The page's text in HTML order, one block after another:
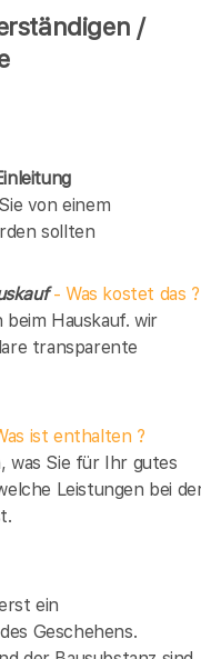
/
von einem
sollten
- Was kostet das ?
Hauskauf. wir
transparente
ist enthalten ?
was Sie für Ihr gutes
Leistungen bei
ein
Geschehens.